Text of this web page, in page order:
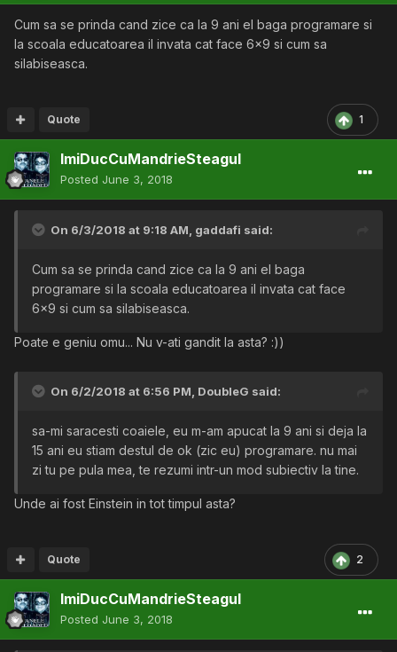
Cum sa se prinda cand zice ca la 9 ani el baga programare si
la scoala educatoarea il invata cat face 6x9 si cum sa
silabiseasca.
1
Quote
ImiDucCuMandrieSteagul
Posted June 3, 2018
On 6/3/2018 at 9:18 AM, gaddafi said:
Cum sa se prinda cand zice ca la 9 ani el baga
programare si la scoala educatoarea il invata cat face
6x9 si cum sa silabiseasca.
Poate e geniu omu... Nu v-ati gandit la asta? :))
On 6/2/2018 at 6:56 PM, DoubleG said:
sa-mi saracesti coaiele, eu m-am apucat la 9 ani si deja la
15 ani eu stiam destul de ok (zic eu) programare. nu mai
zi tu pe pula mea, te rezumi intr-un mod subiectiv la tine.
Unde ai fost Einstein in tot timpul asta?
2
Quote
ImiDucCuMandrieSteagul
Posted June 3, 2018